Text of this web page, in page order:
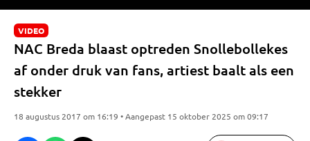
VIDEO
NAC Breda blaast optreden Snollebollekes
af onder druk van fans, artiest baalt als een
stekker
18 augustus 2017 om 16:19 • Aangepast 15 oktober 2025 om 09:17